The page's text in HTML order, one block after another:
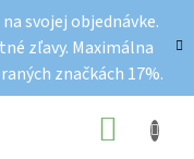
svojej objednávke.
zľavy. Maximálna
značkách 17%.